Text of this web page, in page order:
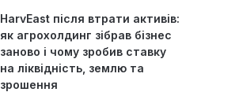
HarvEast після втрати активів:
як агрохолдинг зібрав бізнес
заново і чому зробив ставку
на ліквідність, землю та
зрошення